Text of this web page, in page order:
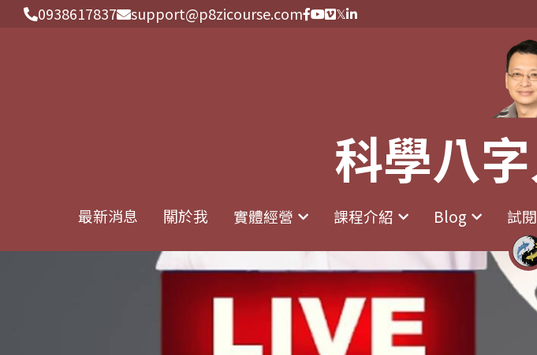
0938617837 support@p8zicourse.com
科學八
最新消息 關於我 實體經營 課程介紹 Blog 試
0938617837 support@p8zicourse.com
科學八
最新消息 關於我 實體經營 課程介紹 Blog 試